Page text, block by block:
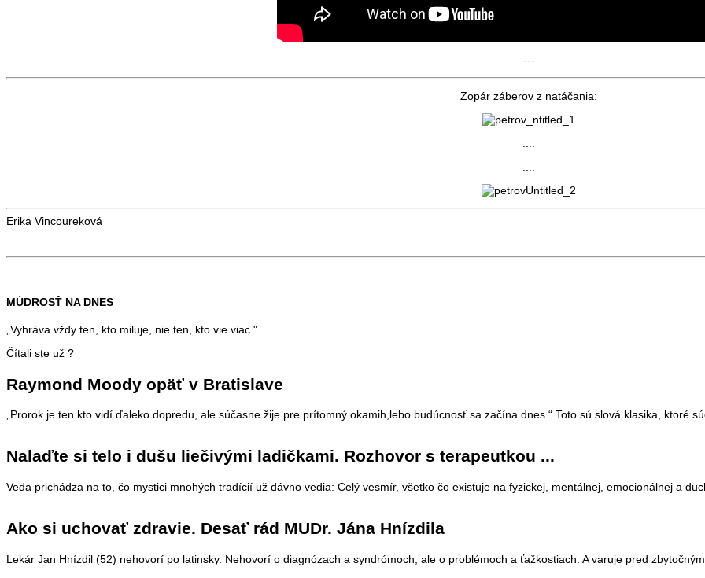
---
Zopár záberov z natáčania:
Erika Vincoureková
MÚDROSŤ NA DNES
„Vyhráva vždy ten, kto miluje, nie ten, kto vie viac."
Čítali ste už ?
Raymond Moody opäť v Bratislave
„Prorok je ten kto vidí ďaleko dopredu, ale súčasne žije pre prítomný okamih,lebo budúcnosť sa začína dnes.“ Toto sú slová klasika, ktoré
Nalaďte si telo i dušu liečivými ladičkami. Rozhovor s terapeutkou ...
Veda prichádza na to, čo mystici mnohých tradícií už dávno vedia: Celý vesmír, všetko čo existuje na fyzickej, mentálnej, emocionálnej a
Ako si uchovať zdravie. Desať rád MUDr. Jána Hnízdila
Lekár Jan Hnízdil (52) nehovorí po latinsky. Nehovorí o diagnózach a syndrómoch, ale o problémoch a ťažkostiach. A varuje pred